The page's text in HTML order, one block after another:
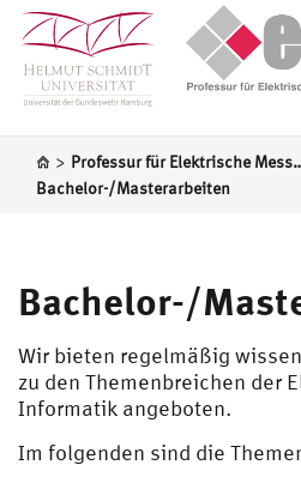
> Professur für
Bachelor-/Masterarbeiten
Bachelor-/
Wir bieten regelmäßig
zu den Themenbreichen der
Informatik angeboten.
Im folgenden sind die